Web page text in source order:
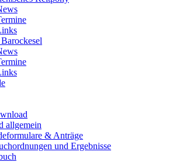
allgemein
& Anträge
und Ergebnisse